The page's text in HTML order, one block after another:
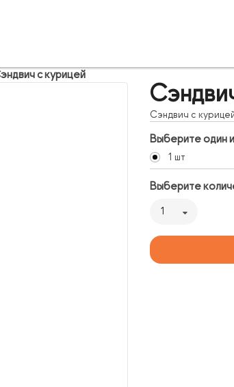
с курицей
Сэндвич с
Выберите один
1 шт
Выберите
1